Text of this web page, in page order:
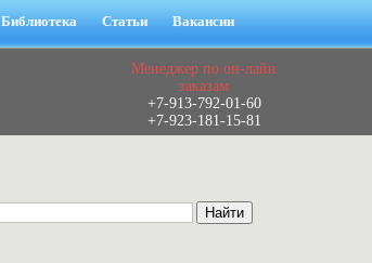
Библиотека Статьи Вакансии
Менеджер по он-лайн
заказам
+7-913-792-01-60
+7-923-181-15-81